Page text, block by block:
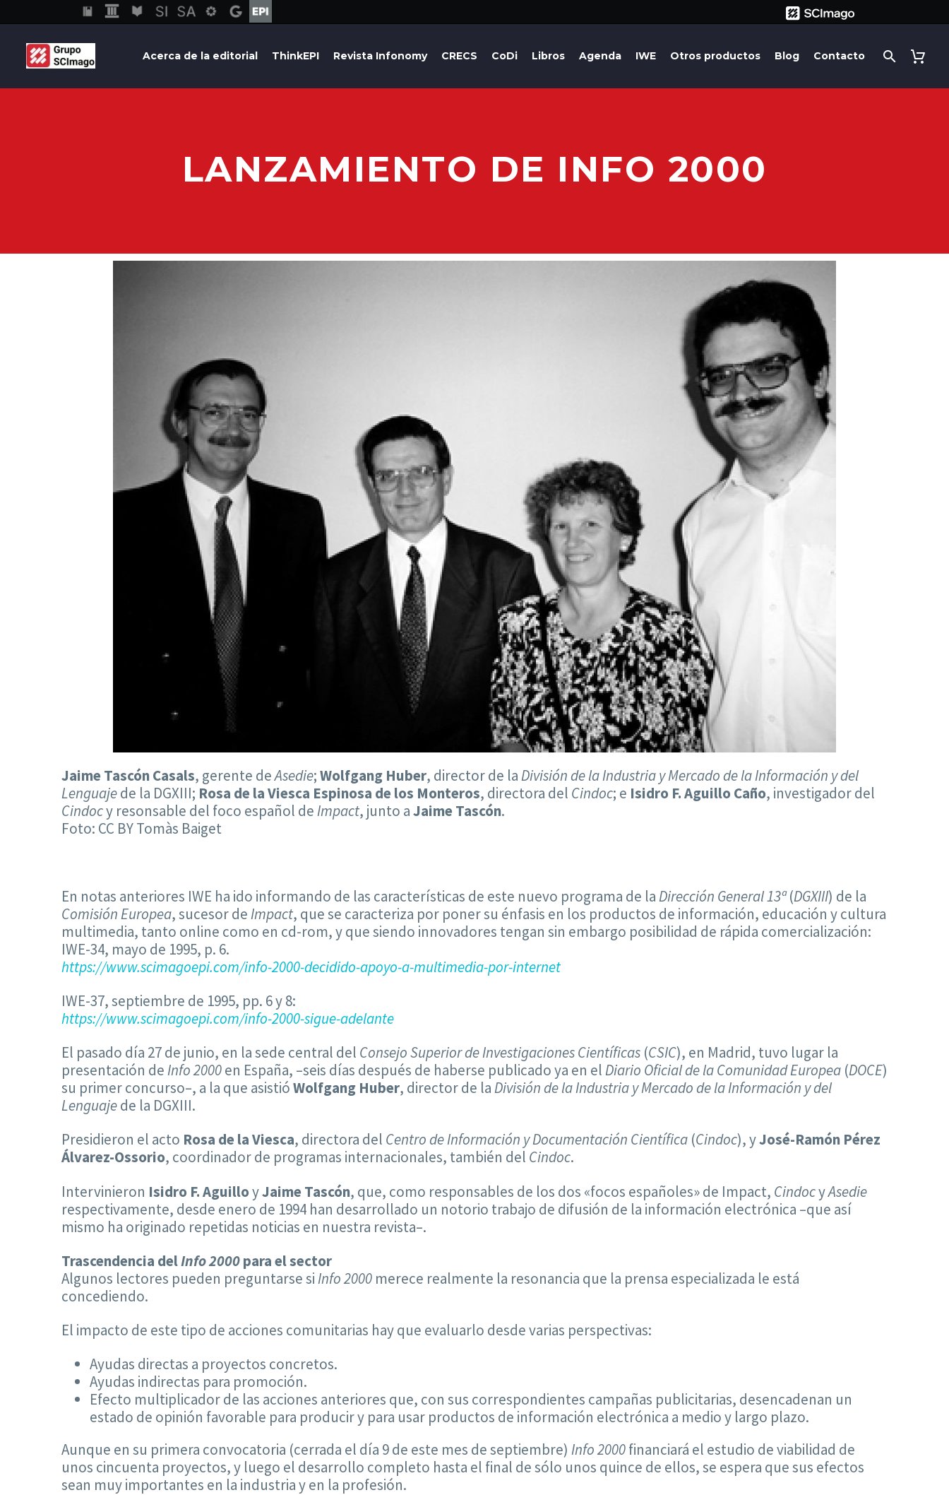
Acerca de la editorial ThinkEPI Revista Infonomy CRECS CoDi Libros Agenda IWE Otros productos Blog Contacto
LANZAMIENTO DE INFO 2000
Jaime Tascón Casals, gerente deAsedie;Wolfgang Huber, director de laDivisión de la Industria y Mercado de la Información y del
Lenguajede la DGXIII; Rosa de la Viesca Espinosa de los Monteros, directora del Cindoc; e Isidro F. Aguillo Caño, investigador del
Cindocy resonsable del foco español deImpact, junto aJaime Tascón.
Foto: CC BY Tomàs Baiget
En notas anteriores IWE ha ido informando de las características de este nuevo programa de laDirección General 13ª(DGXIII) de la
Comisión Europea, sucesor deImpact, que se caracteriza por poner su énfasis en los productos de información, educación y cultura
multimedia, tanto online como en cd-rom, y que siendo innovadores tengan sin embargo posibilidad de rápida comercialización:
IWE-34, mayo de 1995, p. 6.
https://www.scimagoepi.com/info-2000-decidido-apoyo-a-multimedia-por-internet
IWE-37, septiembre de 1995, pp. 6 y 8:
https://www.scimagoepi.com/info-2000-sigue-adelante
El pasado día 27 de junio, en la sede central del Consejo Superior de Investigaciones Científicas (CSIC), en Madrid, tuvo lugar la
presentación deInfo 2000en España, –seis días después de haberse publicado ya en elDiario Oficial de la Comunidad Europea (DOCE)
su primer concurso–, a la que asistióWolfgang Huber, director de laDivisión de la Industria y Mercado de la Información y del
Lenguajede la DGXIII.
Presidieron el acto Rosa de la Viesca, directora del Centro de Información y Documentación Científica (Cindoc), yJosé-Ramón Pérez
Álvarez-Ossorio, coordinador de programas internacionales, también del Cindoc.
Intervinieron Isidro F. AguilloyJaime Tascón, que, como responsables de los dos «focos españoles» de Impact, CindocyAsedie
respectivamente, desde enero de 1994 han desarrollado un notorio trabajo de difusión de la información electrónica –que así
mismo ha originado repetidas noticias en nuestra revista–.
Trascendencia delInfo 2000para el sector
Algunos lectores pueden preguntarse siInfo 2000 merece realmente la resonancia que la prensa especializada le está
concediendo.
El impacto de este tipo de acciones comunitarias hay que evaluarlo desde varias perspectivas:
Ayudas directas a proyectos concretos.
Ayudas indirectas para promoción.
Efecto multiplicador de las acciones anteriores que, con sus correspondientes campañas publicitarias, desencadenan un
estado de opinión favorable para producir y para usar productos de información electrónica a medio y largo plazo.
Aunque en su primera convocatoria (cerrada el día 9 de este mes de septiembre) Info 2000financiará el estudio de viabilidad de
unos cincuenta proyectos, y luego el desarrollo completo hasta el final de sólo unos quince de ellos, se espera que sus efectos
sean muy importantes en la industria y en la profesión.